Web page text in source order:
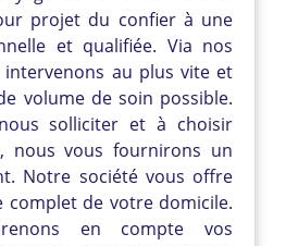
projet du confier à une
et qualifiée. Via nos
au plus vite et
volume de soin possible.
solliciter et à choisir
nous vous fournirons un
Notre société vous offre
complet de votre domicile.
en compte vos